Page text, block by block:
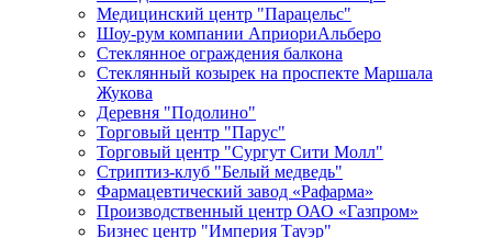
Медицинский центр "Парацельс"
Шоу-рум компании АприориАльберо
Стеклянное ограждения балкона
Стеклянный козырек на проспекте Маршала
Жукова
Деревня "Подолино"
Торговый центр "Парус"
Торговый центр "Сургут Сити Молл"
Стриптиз-клуб "Белый медведь"
Фармацевтический завод «Рафарма»
Производственный центр ОАО «Газпром»
Бизнес центр "Империя Тауэр"